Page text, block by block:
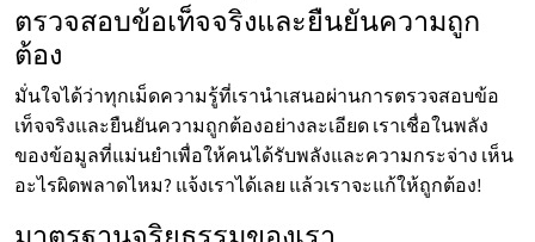
ตรวจสอบข้อเท็จจริงและยืนยันความถูก
ต้อง
มั่นใจได้ว่าทุกเม็ดความรู้ที่เรานำเสนอผ่านการตรวจสอบข้อ
เท็จจริงและยืนยันความถูกต้องอย่างละเอียด เราเชื่อในพลัง
ของข้อมูลที่แม่นยำเพื่อให้คนได้รับพลังและความกระจ่าง เห็น
อะไรผิดพลาดไหม? แจ้งเราได้เลย แล้วเราจะแก้ให้ถูกต้อง!